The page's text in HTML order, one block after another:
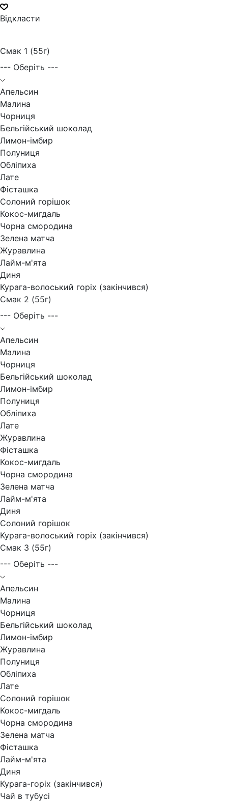
Відкласти
Смак 1 (55г)
--- Оберіть ---
Апельсин
Малина
Чорниця
Бельгійський шоколад
Лимон-імбир
Полуниця
Обліпиха
Лате
Фісташка
Солоний горішок
Кокос-мигдаль
Чорна смородина
Зелена матча
Журавлина
Лайм-м'ята
Диня
Курага-волоський горіх (закінчився)
Смак 2 (55г)
--- Оберіть ---
Апельсин
Малина
Чорниця
Бельгійський шоколад
Лимон-імбир
Полуниця
Обліпиха
Лате
Журавлина
Фісташка
Кокос-мигдаль
Чорна смородина
Зелена матча
Лайм-м'ята
Диня
Солоний горішок
Курага-волоський горіх (закінчився)
Смак 3 (55г)
--- Оберіть ---
Апельсин
Малина
Чорниця
Бельгійський шоколад
Лимон-імбир
Журавлина
Полуниця
Обліпиха
Лате
Солоний горішок
Кокос-мигдаль
Чорна смородина
Зелена матча
Фісташка
Лайм-м'ята
Диня
Курага-горіх (закінчився)
Чай в тубусі